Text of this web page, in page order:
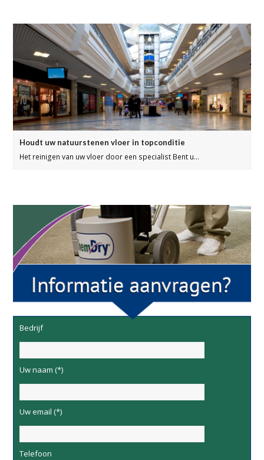
Houdt uw natuurstenen vloer in topconditie
Het reinigen van uw vloer door een specialist Bent u…
Bedrijf
Uw naam (*)
Uw email (*)
Telefoon